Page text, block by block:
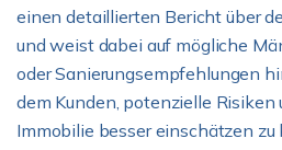
einen detaillierten Bericht über
und weist dabei auf mögliche
oder Sanierungsempfehlungen
dem Kunden, potenzielle Risiken
Immobilie besser einschätzen zu